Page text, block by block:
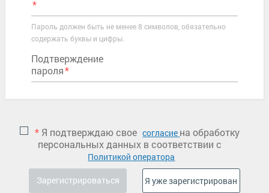
Пароль должен быть не менее 8 символов, обязательно
содержать буквы и цифры.
Подтверждение
пароля
* Я подтверждаю свое согласие на обработку
персональных данных в соответствии с
Политикой оператора